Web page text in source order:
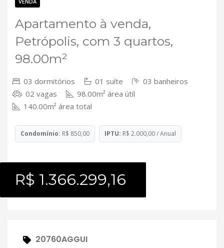
Apartamento à venda,
Petrópolis, com 3 quartos,
98.00m²
03 dormitórios 01 suíte
03 banheiros
02 vagas
98.00m² área útil
140.00m² área total
Condomínio: R$ 850,00 IPTU: R$ 2.000,00 / Anual
R$ 1.366.299,16
20760AGGUI